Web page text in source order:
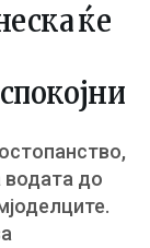
ќе
водата до